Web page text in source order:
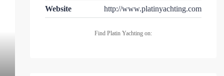
Website http://www.platinyachting.com
Find Platin Yachting on: